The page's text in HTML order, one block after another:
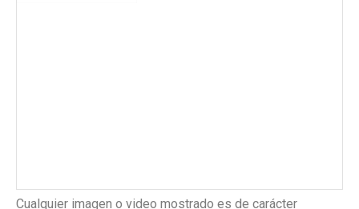
Cualquier imagen o video mostrado es de carácter